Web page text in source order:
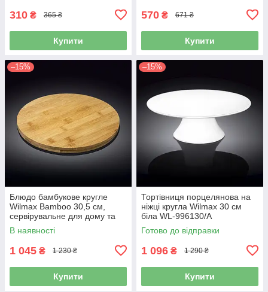
310 ₴ 365 ₴
Купити
570 ₴ 671 ₴
Купити
–15%
Блюдо бамбукове кругле
Wilmax Bamboo 30,5 см,
сервірувальне для дому та
кафе (WL-771079)
В наявності
1 045 ₴ 1 230 ₴
Купити
–15%
Тортівниця порцелянова на
ніжці кругла Wilmax 30 см
біла WL-996130/A
Готово до відправки
1 096 ₴ 1 290 ₴
Купити